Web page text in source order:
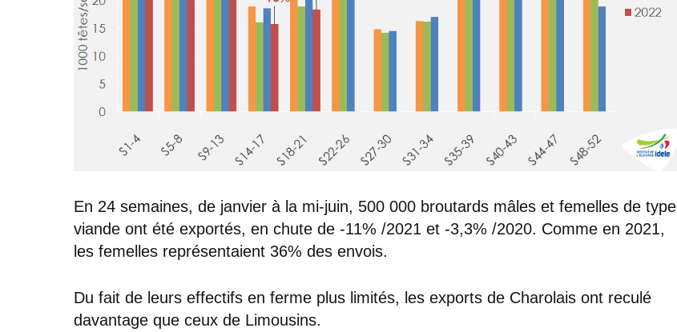
En 24 semaines, de janvier à la mi-juin, 500 000 broutards mâles et femelles de type
viande ont été exportés, en chute de -11% /2021 et -3,3% /2020. Comme en 2021,
les femelles représentaient 36% des envois.
Du fait de leurs effectifs en ferme plus limités, les exports de Charolais ont reculé
davantage que ceux de Limousins.